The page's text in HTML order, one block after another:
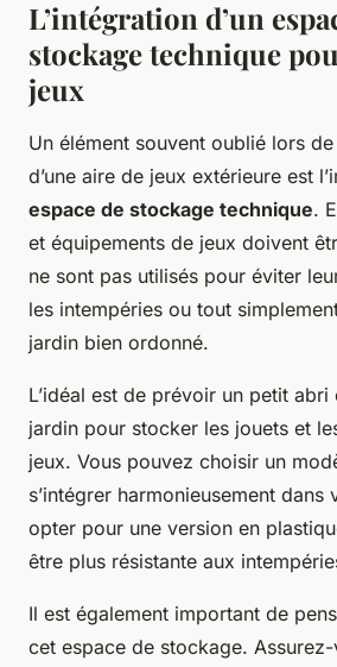
L’intégration d’un
stockage technique
jeux
Un élément souvent oublié lors
d’une aire de jeux extérieure est
espace de stockage technique.
et équipements de jeux doivent
ne sont pas utilisés pour éviter
les intempéries ou tout
jardin bien ordonné.
L’idéal est de prévoir un petit
jardin pour stocker les jouets et
jeux. Vous pouvez choisir un
s’intégrer harmonieusement dans
opter pour une version en
être plus résistante aux
Il est également important de
cet espace de stockage.